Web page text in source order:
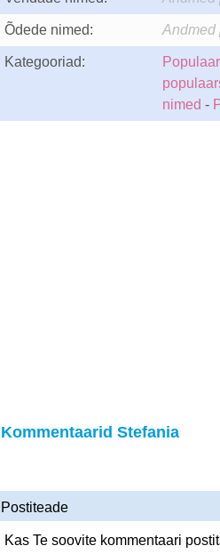
Õdede nimed: Andmed
Kategooriad:
nimed -
Kommentaarid Stefania
Postiteade
Kas Te soovite kommentaari